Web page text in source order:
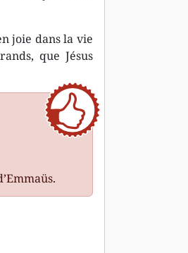
joie dans la vie
que Jésus